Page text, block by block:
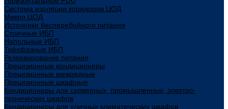
Система изоляции коридоров ЦОД
Микро ЦОД
Источники бесперебойного питания
Стоечные ИБП
Напольные ИБП
Трёхфазные ИБП
Резервирование питания
Прецизионные кондиционеры
Прецизионные межрядные
Прецизионные шкафные
Кондиционеры для серверных, промышленных, электро-
технических шкафов
Кондиционеры для уличных климатических шкафов